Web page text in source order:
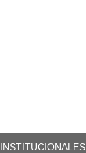
INSTITUCIONALES